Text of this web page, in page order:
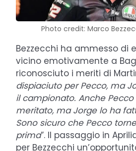
Photo credit: Marco
Bezzecchi ha ammesso di
vicino emotivamente a
riconosciuto i meriti di
dispiaciuto per Pecco, ma
il campionato. Anche
meritato, ma Jorge lo ha
Sono sicuro che Pecco
prima”. Il passaggio in
per Bezzecchi